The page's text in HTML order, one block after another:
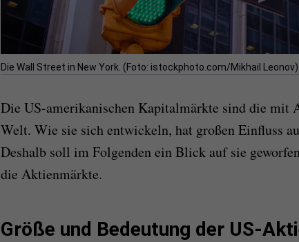
Die Wall Street in New York. (Foto: istockphoto.com/Mikhail Leonov)
Die US-amerikanischen Kapitalmärkte sind die mit
Welt. Wie sie sich entwickeln, hat großen Einfluss
Deshalb soll im Folgenden ein Blick auf sie
die Aktienmärkte.
Größe und Bedeutung der US-